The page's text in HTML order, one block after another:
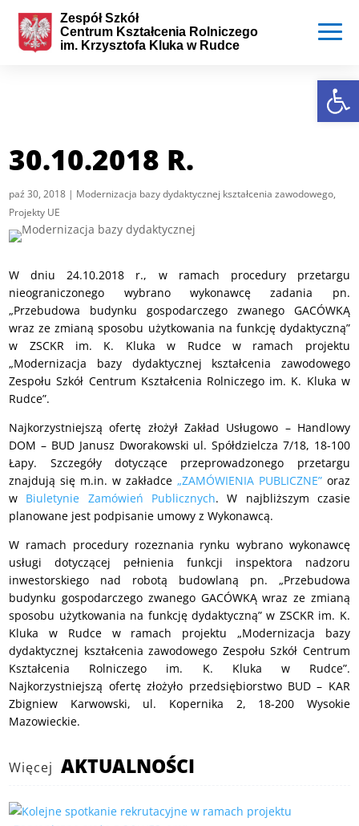
content
30.10.2018 R.
paź 30, 2018 | Modernizacja bazy dydaktycznej kształcenia zawodowego,
Projekty UE
W dniu 24.10.2018 r., w ramach procedury przetargu
nieograniczonego wybrano wykonawcę zadania pn.
„Przebudowa budynku gospodarczego zwanego GACÓWKĄ
wraz ze zmianą sposobu użytkowania na funkcję dydaktyczną”
w ZSCKR im. K. Kluka w Rudce w ramach projektu
„Modernizacja bazy dydaktycznej kształcenia zawodowego
Zespołu Szkół Centrum Kształcenia Rolniczego im. K. Kluka w
Rudce”.
Najkorzystniejszą ofertę złożył Zakład Usługowo – Handlowy
DOM – BUD Janusz Dworakowski ul. Spółdzielcza 7/18, 18-100
Łapy. Szczegóły dotyczące przeprowadzonego przetargu
znajdują się m.in. w zakładce „ZAMÓWIENIA PUBLICZNE”oraz
w Biuletynie Zamówień Publicznych. W najbliższym czasie
planowane jest podpisanie umowy z Wykonawcą.
W ramach procedury rozeznania rynku wybrano wykonawcę
usługi dotyczącej pełnienia funkcji inspektora nadzoru
inwestorskiego nad robotą budowlaną pn. „Przebudowa
budynku gospodarczego zwanego GACÓWKĄ wraz ze zmianą
sposobu użytkowania na funkcję dydaktyczną” w ZSCKR im. K.
Kluka w Rudce w ramach projektu „Modernizacja bazy
dydaktycznej kształcenia zawodowego Zespołu Szkół Centrum
Kształcenia Rolniczego im. K. Kluka w Rudce”.
Najkorzystniejszą ofertę złożyło przedsiębiorstwo BUD – KAR
Zbigniew Karwowski, ul. Kopernika 2, 18-200 Wysokie
Mazowieckie.
Więcej AKTUALNOŚCI